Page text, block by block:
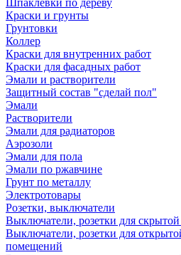
Шпаклевки по дереву
Краски и грунты
Грунтовки
Коллер
Краски для внутренних работ
Краски для фасадных работ
Эмали и растворители
Защитный состав "сделай пол"
Эмали
Растворители
Эмали для радиаторов
Аэрозоли
Эмали для пола
Эмали по ржавчине
Грунт по металлу
Электротовары
Розетки, выключатели
Выключатели, розетки для
Выключатели, розетки для
помещений